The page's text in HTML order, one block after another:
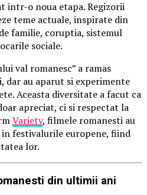
intr-o noua etapa. Regizorii
teme actuale, inspirate din
familie, coruptia, sistemul
sociale.
val romanesc” a ramas
au aparut si experimente
Aceasta diversitate a facut ca
apreciat, ci si respectat la
Variety, filmele romanesti au
festivalurile europene, fiind
lor.
din ultimii ani